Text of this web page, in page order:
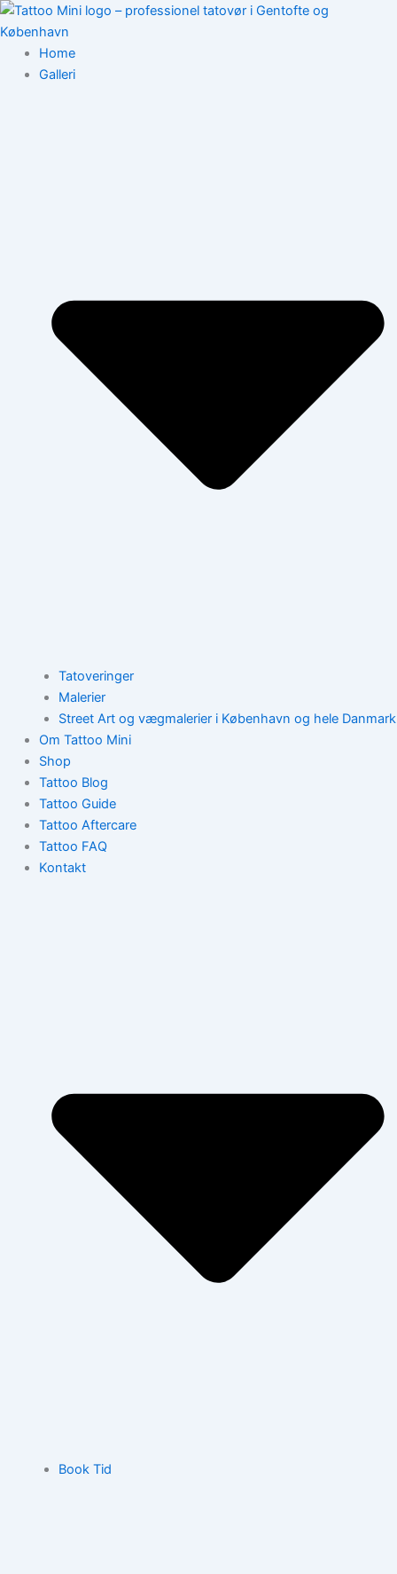
Gå
til
indholdetHome
Galleri
Tatoveringer
Malerier
Street Art og vægmalerier i København og hele Danmark
Om Tattoo Mini
Shop
Tattoo Blog
Tattoo Guide
Tattoo Aftercare
Tattoo FAQ
Kontakt
Book Tid